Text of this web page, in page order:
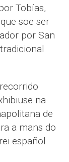
Tobías,
soe ser
por San
na
de
a mans do
español